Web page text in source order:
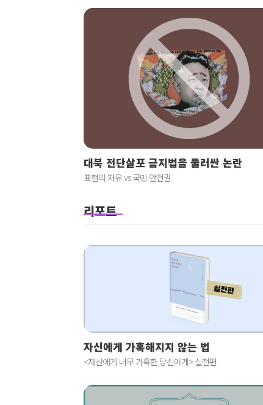
대북 전단살포 금지법을 둘러싼 논란
표현의 자유 vs 국민 안전권
리포트
자신에게 가혹해지지 않는 법
<자신에게 너무 가혹한 당신에게> 실전편